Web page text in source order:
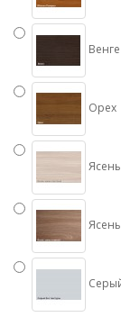
Венге
Орех